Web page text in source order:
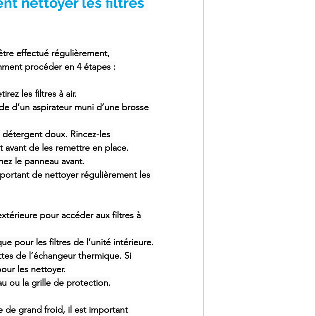
effectué régulièrement,
procéder en 4 étapes :
les filtres à air.
d’un aspirateur muni d’une brosse
détergent doux. Rincez-les
avant de les remettre en place.
le panneau avant.
de nettoyer régulièrement les
pour accéder aux filtres à
pour les filtres de l’unité intérieure.
de l’échangeur thermique. Si
les nettoyer.
ou la grille de protection.
de grand froid, il est important